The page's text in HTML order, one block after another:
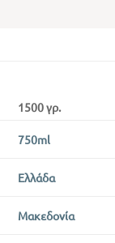
1500 γρ.
750ml
Ελλάδα
Μακεδονία